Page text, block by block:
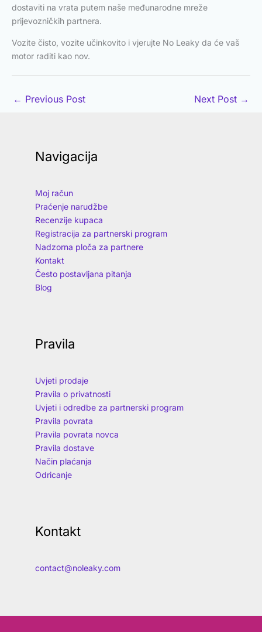
dostaviti na vrata putem naše međunarodne mreže
prijevozničkih partnera.
Vozite čisto, vozite učinkovito i vjerujte No Leaky da će vaš
motor raditi kao nov.
← Previous Post Next Post →
Navigacija
Moj račun
Praćenje narudžbe
Recenzije kupaca
Registracija za partnerski program
Nadzorna ploča za partnere
Kontakt
Često postavljana pitanja
Blog
Pravila
Uvjeti prodaje
Pravila o privatnosti
Uvjeti i odredbe za partnerski program
Pravila povrata
Pravila povrata novca
Pravila dostave
Način plaćanja
Odricanje
Kontakt
contact@noleaky.com